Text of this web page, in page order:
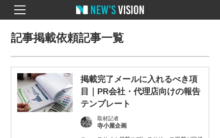
記事掲載依頼記事一覧
掲載完了メールに入れるべき項
目｜PR会社・代理店向けの報告
テンプレート
取材記者
寺小屋企画